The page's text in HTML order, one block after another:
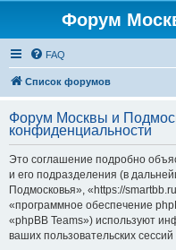
Форум
FAQ
Список форумов
Форум Москвы и
конфиденциальности
Это соглашение подробно
и его подразделения (в
Подмосковья», «https://
«программное обеспечение
«phpBB Teams») используют
ваших пользовательских